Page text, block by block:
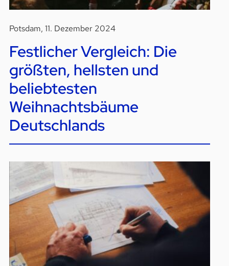
Potsdam, 11. Dezember 2024
Festlicher Vergleich: Die
größten, hellsten und
beliebtesten
Weihnachtsbäume
Deutschlands